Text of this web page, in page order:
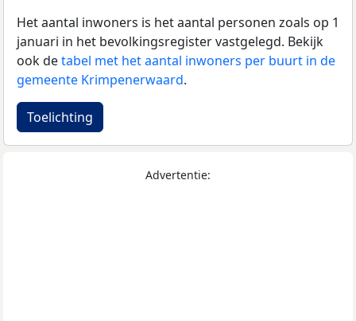
Het aantal inwoners is het aantal personen zoals op 1
januari in het bevolkingsregister vastgelegd. Bekijk
ook detabel met het aantal inwoners per buurt in de
gemeente Krimpenerwaard.
Toelichting
Advertentie: